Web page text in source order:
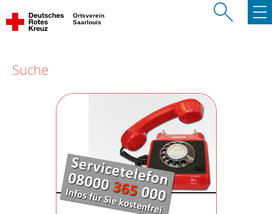
Ortsverein
Saarlouis
Suche